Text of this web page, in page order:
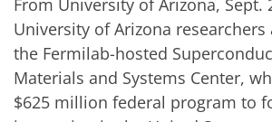
From University of Arizona, Sept.
University of Arizona
the Fermilab-hosted
Materials and Systems Center,
$625 million federal program to